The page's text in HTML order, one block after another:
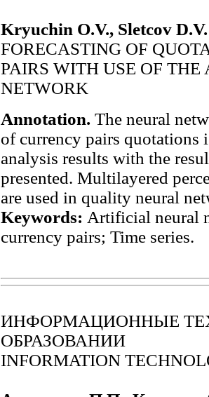
Kryuchin O.V., Sletcov D.V.
FORECASTING OF
PAIRS WITH USE OF
NETWORK
Annotation. The neural
of currency pairs quotations
analysis results with the
presented. Multilayered
are used in quality neural
Keywords: Artificial neural
currency pairs; Time series.
ИНФОРМАЦИОННЫЕ
ОБРАЗОВАНИИ
INFORMATION